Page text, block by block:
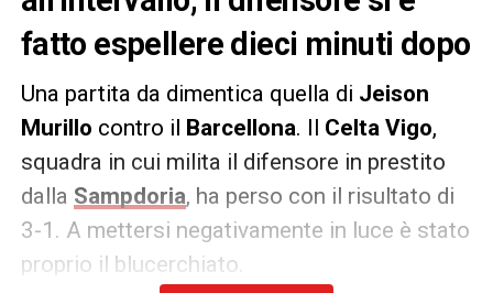
fatto espellere dieci minuti dopo
Una partita da dimentica quella di Jeison
Murillo contro il Barcellona. Il Celta Vigo,
squadra in cui milita il difensore in prestito
dalla Sampdoria, ha perso con il risultato di
3-1. A mettersi negativamente in luce è stato
proprio il blucerchiato.